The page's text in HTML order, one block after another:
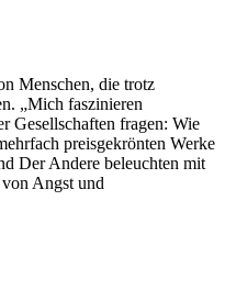
Menschen, die trotz
„Mich faszinieren
Gesellschaften fragen: Wie
preisgekrönten Werke
Der Andere beleuchten mit
Angst und